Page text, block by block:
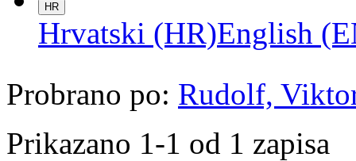
HR
Hrvatski (HR)English
Probrano po: Rudolf,
Prikazano 1-1 od 1 zapisa